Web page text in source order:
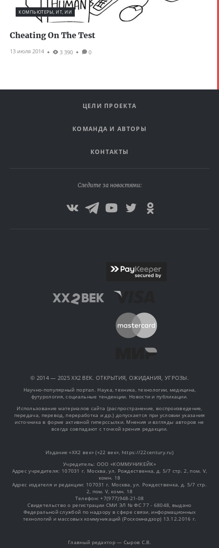
КОМПЬЮТЕРЫ, ИТ, ИИ
Cheating On The Test
13 июля 2014 3 390 0
ЦЕЛИ ПРОЕКТА
КОМАНДА И АВТОРЫ
КОНТАКТЫ
Следите за новостями:
© 2014 — 2025 XX2 ВЕК. ОТКРЫТИЯ, ОЖИДАНИЯ, УГРОЗЫ.
Научно-популярный портал. Наука, техника, технологии, медицина,
футурология, социальные тенденции. Новости и публикации.
Использование материалов сайта (распространение, воспроизведение,
передача, перевод, переработка и др.) допускается при условии указания
источника в форме активной гиперссылки. Мнения и взгляды авторов не
всегда совпадают с точкой зрения редакции.
Издание «XX2 век» («22 век», https://22century.ru)
Учредитель: OOO «КОММУНИКЕЙК»
Адрес учредителя: 107031 г. Москва, ул. Рождественка, д. 5/7 стр. 2, пом. V,
комн. 18
Адрес издателя и редакции: 107031 г. Москва, ул. Рождественка, д. 5/7 стр.
2, пом. V, комн. 18
Телефон: +7(977)948-21-08
Свидетельство о регистрации СМИ ЭЛ № ФС 77 - 68048, выдано
Федеральной службой по надзору в сфере связи, информационных
технологий и массовых коммуникаций (Роскомнадзор) 13.12.2016 г.
Главный редактор — Сыров С.В.